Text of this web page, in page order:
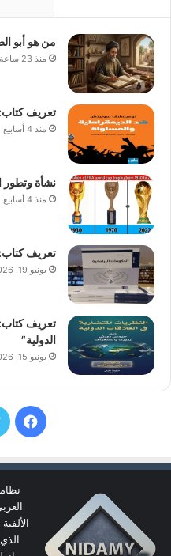
من هو أبو
منذ 23 ساعة
تعريف
منذ 4 أسابيع
نشأة وتطور
منذ 4 أسابيع
تعريف كتاب:
يونيو 19, 2026
تعريف كتاب:
الدولية”
يونيو 15, 2026